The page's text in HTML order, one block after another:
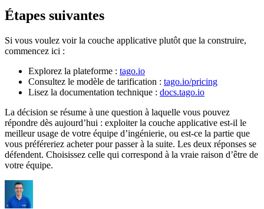
Étapes suivantes
Si vous voulez voir la couche applicative plutôt que la construire,
commencez ici :
Explorez la plateforme : tago.io
Consultez le modèle de tarification : tago.io/pricing
Lisez la documentation technique : docs.tago.io
La décision se résume à une question à laquelle vous pouvez
répondre dès aujourd’hui : exploiter la couche applicative est-il le
meilleur usage de votre équipe d’ingénierie, ou est-ce la partie que
vous préféreriez acheter pour passer à la suite. Les deux réponses se
défendent. Choisissez celle qui correspond à la vraie raison d’être de
votre équipe.